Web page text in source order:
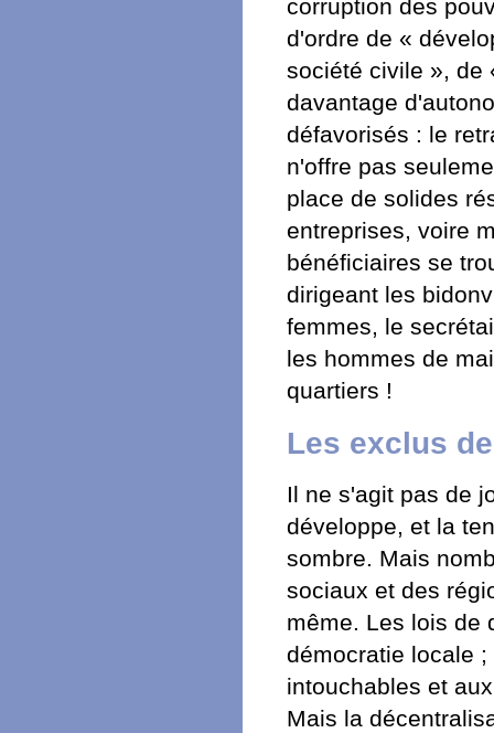
corruption des
d'ordre de «
société civile », de
davantage
défavorisés : le
n'offre pas
place de solides
entreprises, voire
bénéficiaires se
dirigeant les
femmes, le
les hommes de
quartiers !
Les exclus
Il ne s'agit pas de
développe, et la
sombre. Mais
sociaux et des
même. Les lois de
démocratie locale
intouchables et
Mais la